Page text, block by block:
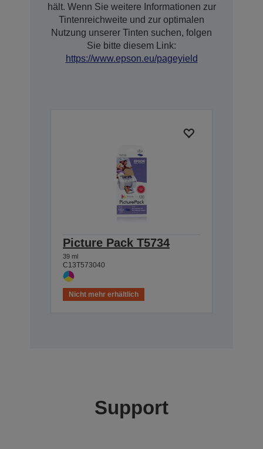
hält. Wenn Sie weitere Informationen zur
Tintenreichweite und zur optimalen
Nutzung unserer Tinten suchen, folgen
Sie bitte diesem Link:
https://www.epson.eu/pageyield
Picture Pack T5734
39 ml
C13T573040
Nicht mehr erhältlich
Support